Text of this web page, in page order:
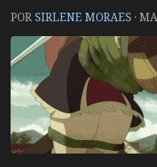
POR SIRLENE MORAES ·